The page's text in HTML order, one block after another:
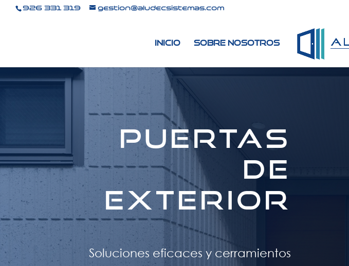
926 331 319 gestion@aludecsistemas.com
Inicio Sobre nosotros
Puertas
de
exterior
Soluciones eficaces y cerramientos